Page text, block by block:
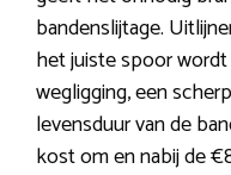
bandenslijtage.
het juiste spoor
wegligging, een
levensduur van de
kost om en nabij de